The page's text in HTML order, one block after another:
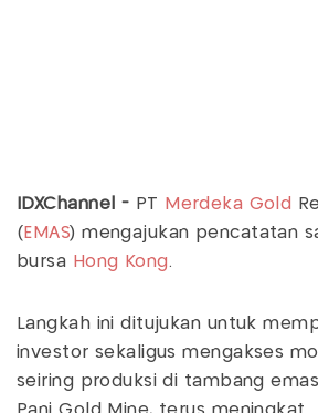
IDXChannel - PT Merdeka Gold
( EMAS) mengajukan pencatatan
bursa Hong Kong .
Langkah ini ditujukan untuk
investor sekaligus mengakses
seiring produksi di tambang